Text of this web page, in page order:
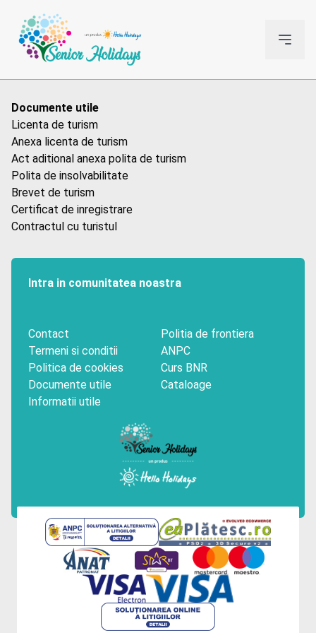
Documente utile
Licenta de turism
Anexa licenta de turism
Act aditional anexa polita de turism
Polita de insolvabilitate
Brevet de turism
Certificat de inregistrare
Contractul cu turistul
Intra in comunitatea noastra
Contact
Termeni si conditii
Politica de cookies
Documente utile
Informatii utile
Politia de frontiera
ANPC
Curs BNR
Cataloage